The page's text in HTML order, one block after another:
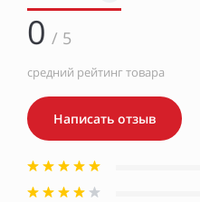
0 / 5
средний рейтинг товара
Написать отзыв